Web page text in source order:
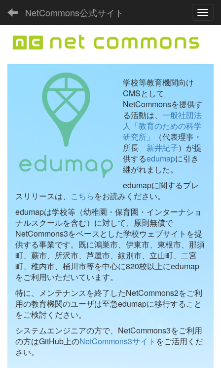
NetCommons公式サイト
学校等教育機関向け
CMSとして
NetCommonsを提供す
る活動は、 一般社団法
人「教育のための科学
研究所」
（代表理事・
所長 新井紀子）が提
供するedumapに引き
継がれました。
edumapに関するプレ
スリリースは、 こちらをお読みください。
edumapは学校等（幼稚園・保育園・インターナショ
ナルスクールを含む）に対して、原則無償で
NetCommons3をベースとした学校ウェブサイトを提
供する事業です。既に鴻巣市、伊東市、東根市、那須
町、蕨市、所沢市、芦屋市、紋別市、立山町、二宮
町、稚内市、桶川市等を中心に820校以上にedumap
をご利用いただいています。
特に、メンテナンスを終了したNetCommons2をご利
用の教育機関のユーザは至急edumapに移行すること
をご検討ください。
システムエンジニアの方で、NetCommons3をご利用
の方はGitHub上のNetCommons3サイト をご活用くだ
さい。